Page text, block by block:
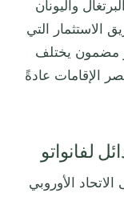
واليونان
الاستثمار التي
مضمون يختلف
الإقامات عادةً
لفانواتو
الأوروبي